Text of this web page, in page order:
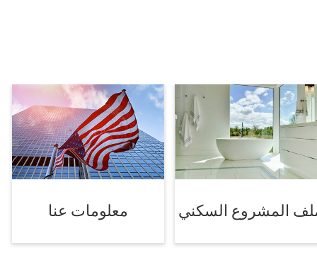
معلومات عنا المشروع السكني